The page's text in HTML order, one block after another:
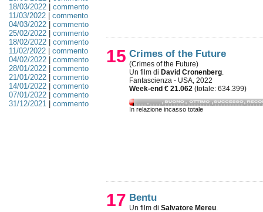
18/03/2022| commento
11/03/2022| commento
04/03/2022| commento
25/02/2022| commento
18/02/2022| commento
11/02/2022| commento
04/02/2022| commento
28/01/2022| commento
21/01/2022| commento
14/01/2022| commento
07/01/2022| commento
31/12/2021| commento
15 Crimes of the Future
(Crimes of the Future)
Un film di David Cronenberg.
Fantascienza - USA, 2022
Week-end € 21.062 (totale: 634.399)
In relazione incasso totale
17 Bentu
Un film diSalvatore Mereu.